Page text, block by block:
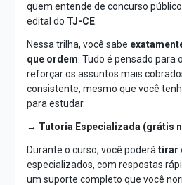
quem entende de concurso
edital do TJ-CE
Nessa trilha, você sabe
que ordem . Tudo é pensado
reforçar os assuntos mais
consistente, mesmo que você
para estudar.
→ Tutoria Especializada (grátis
Durante o curso, você poderátirar
especializados, com respostas
um suporte completo que você